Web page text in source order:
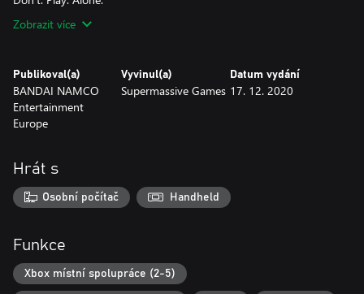
Zobrazit více
Publikoval(a)
BANDAI NAMCO
Entertainment
Europe
Vyvinul(a)
Supermassive Games
Datum vydání
17. 12. 2020
Hrát s
Osobní počítač Handheld
Funkce
Xbox místní spolupráce (2-5)